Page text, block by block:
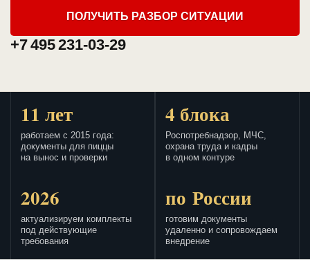
ПОЛУЧИТЬ РАЗБОР СИТУАЦИИ
+7 495 231-03-29
11 лет
работаем с 2015 года:
документы для пиццы
на вынос и проверки
4 блока
Роспотребнадзор, МЧС,
охрана труда и кадры
в одном контуре
2026
актуализируем комплекты
под действующие
требования
по России
готовим документы
удаленно и сопровождаем
внедрение